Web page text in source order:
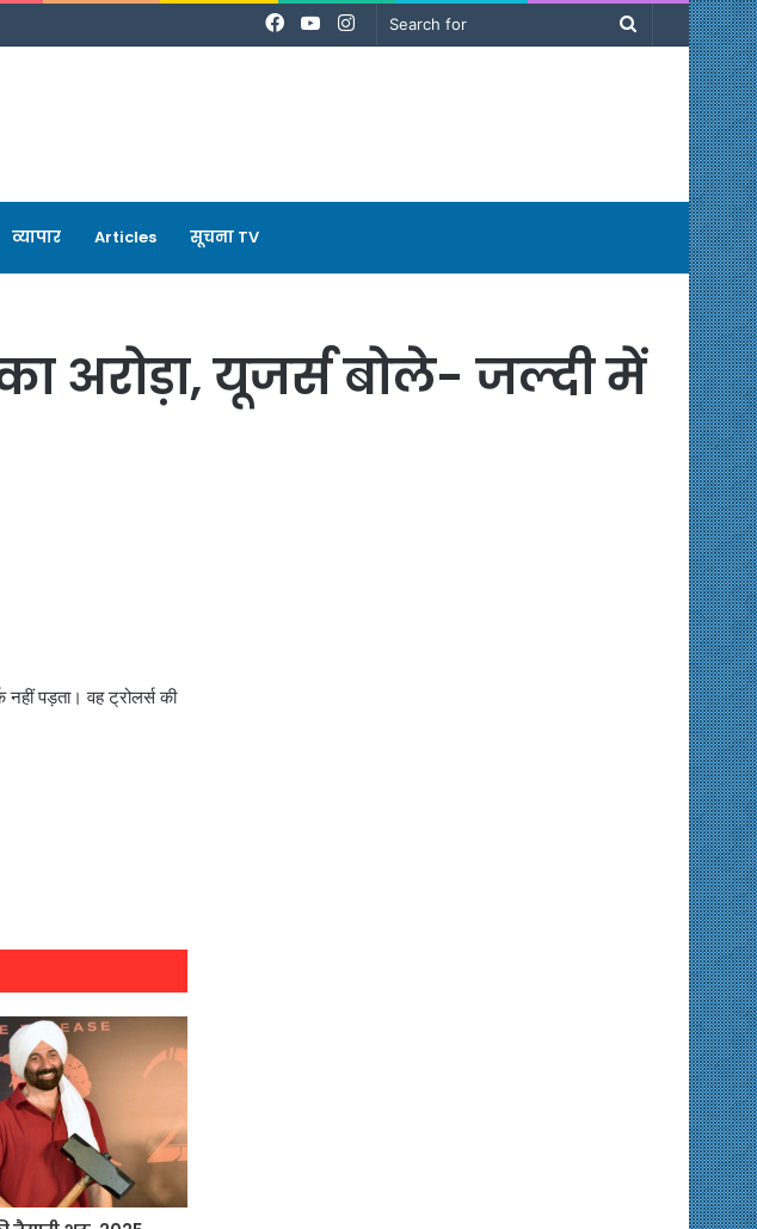
Search
Instagram
YouTube
Facebook
व्यापार Articles सूचना TV
अरोड़ा, यूजर्स बोले- जल्दी में
पड़ता। वह ट्रोलर्स की